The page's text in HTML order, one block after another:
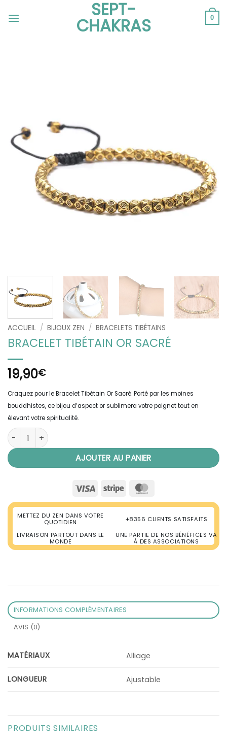
au
SEPT-
CHAKRAS 0
ACCUEIL / BIJOUX ZEN / BRACELETS TIBÉTAINS
BRACELET TIBÉTAIN OR SACRÉ
19,90€
Craquez pour le Bracelet Tibétain Or Sacré. Porté par les moines
bouddhistes, ce bijou d’aspect or sublimera votre poignet tout en
élevant votre spiritualité.
quantité de Bracelet Tibétain Or Sacré
AJOUTER AU PANIER
Visa Stripe
METTEZ DU ZEN DANS VOTRE
QUOTIDIEN
+8356 CLIENTS SATISFAITS
LIVRAISON PARTOUT DANS LE
MONDE
UNE PARTIE DE NOS BÉNÉFICES VA
À DES ASSOCIATIONS
INFORMATIONS COMPLÉMENTAIRES
AVIS (0)
MATÉRIAUX Alliage
LONGUEUR Ajustable
PRODUITS SIMILAIRES